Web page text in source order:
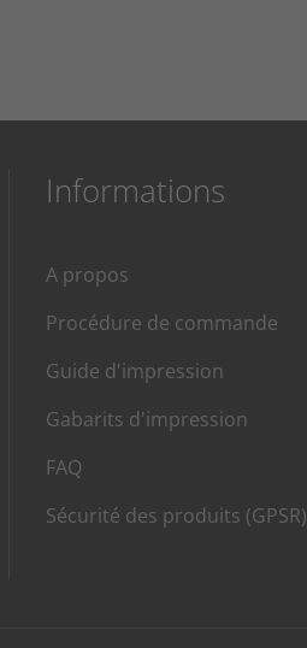
Informations
A propos
Procédure de commande
Guide d'impression
Gabarits d'impression
FAQ
Sécurité des produits (GPSR)